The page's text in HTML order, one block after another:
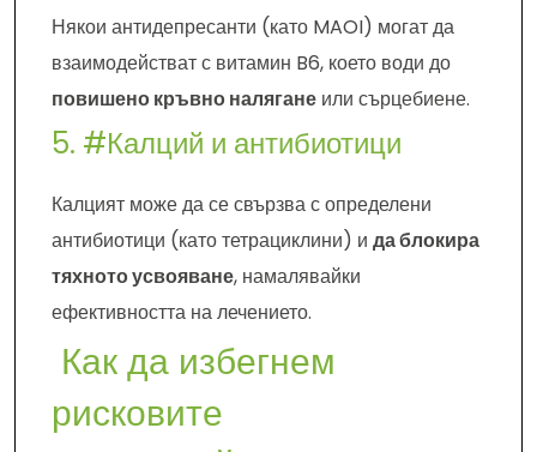
Някои антидепресанти (като MAOI) могат да
взаимодействат с витамин B6, което води до
повишено кръвно налягане или сърцебиене.
5. #Калций и антибиотици
Калцият може да се свързва с определени
антибиотици (като тетрациклини) и да блокира
тяхното усвояване, намалявайки
ефективността на лечението.
Как да избегнем
рисковите